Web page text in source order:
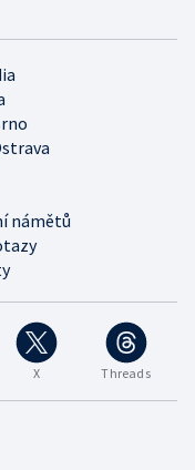
X Threads
námětů